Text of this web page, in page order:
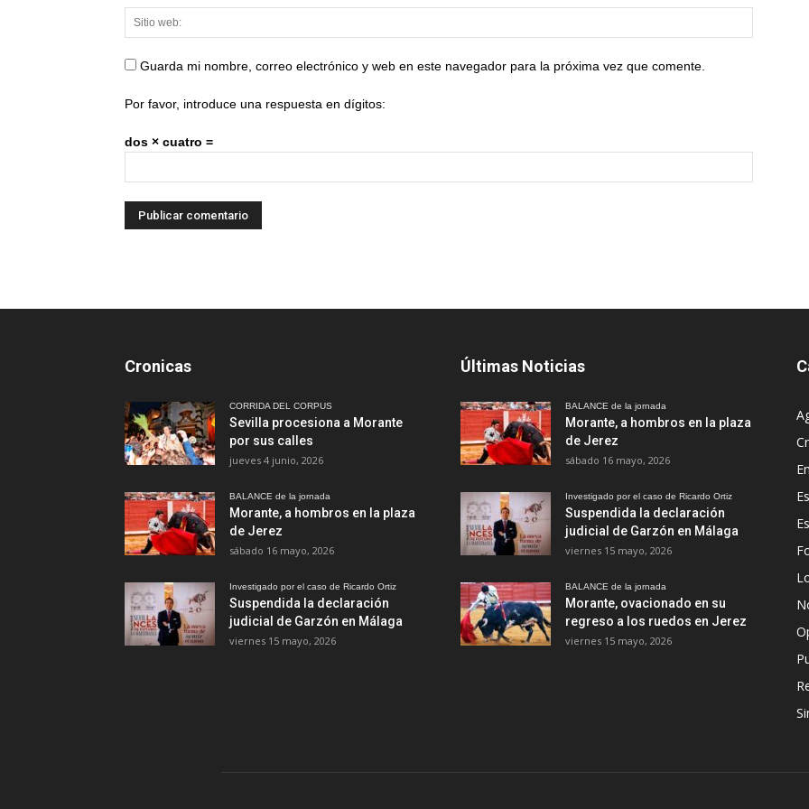
Guarda mi nombre, correo electrónico y web en este navegador para la próxima vez que comente.
Por favor, introduce una respuesta en dígitos:
dos × cuatro =
Cronicas
CORRIDA DEL CORPUS
Sevilla procesiona a Morante
por sus calles
jueves 4 junio, 2026
BALANCE de la jornada
Morante, a hombros en la plaza
de Jerez
sábado 16 mayo, 2026
Investigado por el caso de Ricardo Ortiz
Suspendida la declaración
judicial de Garzón en Málaga
viernes 15 mayo, 2026
Últimas Noticias
BALANCE de la jornada
Morante, a hombros en la plaza
de Jerez
sábado 16 mayo, 2026
Investigado por el caso de Ricardo Ortiz
Suspendida la declaración
judicial de Garzón en Málaga
viernes 15 mayo, 2026
BALANCE de la jornada
Morante, ovacionado en su
regreso a los ruedos en Jerez
viernes 15 mayo, 2026